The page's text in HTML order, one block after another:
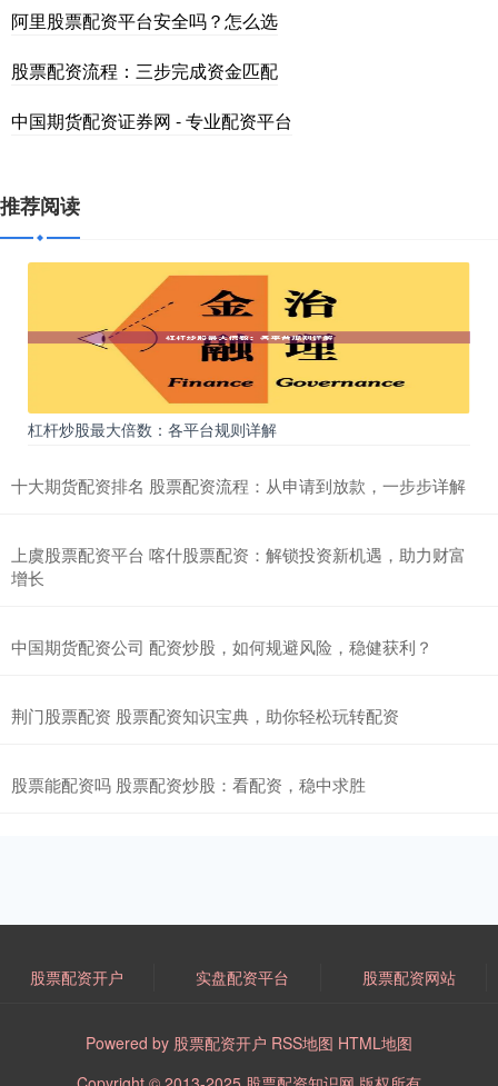
阿里股票配资平台安全吗？怎么选
股票配资流程：三步完成资金匹配
中国期货配资证券网 - 专业配资平台
推荐阅读
杠杆炒股最大倍数：各平台规则详解
十大期货配资排名 股票配资流程：从申请到放款，一步步详解
上虞股票配资平台 喀什股票配资：解锁投资新机遇，助力财富
增长
中国期货配资公司 配资炒股，如何规避风险，稳健获利？
荆门股票配资 股票配资知识宝典，助你轻松玩转配资
股票能配资吗 股票配资炒股：看配资，稳中求胜
股票配资开户 实盘配资平台 股票配资网站
Powered by 股票配资开户 RSS地图 HTML地图